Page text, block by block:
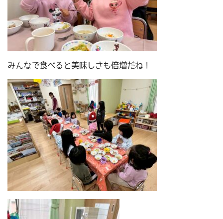
みんなで食べると美味しさも倍増だね！